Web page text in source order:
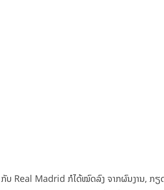
ບ Real Madrid ກໍໄດ້ໝົດລົງ ຈາກຜົນງານ, ກຽ